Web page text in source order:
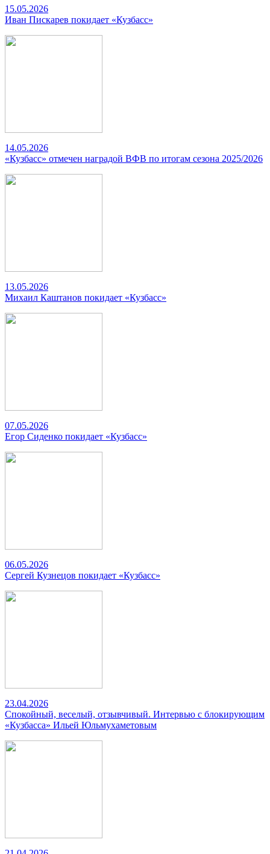
15.05.2026
Иван Пискарев покидает «Кузбасс»
14.05.2026
«Кузбасс» отмечен наградой ВФВ по итогам сезона 2025/2026
13.05.2026
Михаил Каштанов покидает «Кузбасс»
07.05.2026
Егор Сиденко покидает «Кузбасс»
06.05.2026
Сергей Кузнецов покидает «Кузбасс»
23.04.2026
Спокойный, веселый, отзывчивый. Интервью с блокирующим
«Кузбасса» Ильей Юльмухаметовым